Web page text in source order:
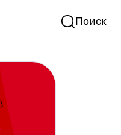
Поиск